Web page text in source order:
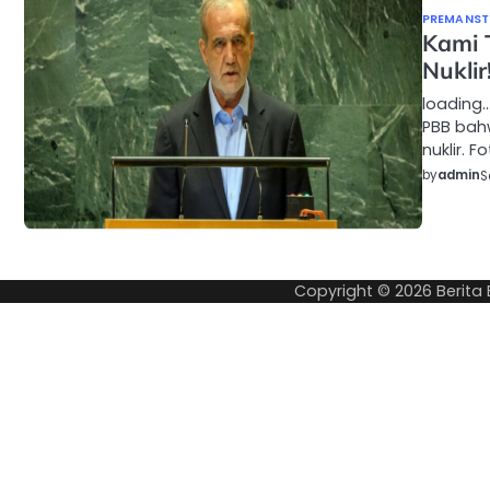
Kami
PBB
nuklir.
byadmin
Copyright © 2026 Berita